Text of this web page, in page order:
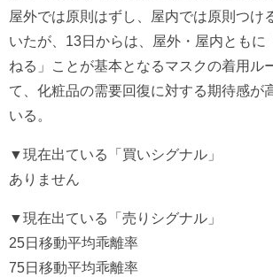
屋外では原則はずし、屋内では原則つけ
いたが、13日からは、屋外・屋内ともに
ねる」ことが基本となるマスクの着用ル
て、化粧品の需要回復に対する期待感が
いる。
▼現在出ている「買いシグナル」
ありません
▼現在出ている「売りシグナル」
25日移動平均乖離率
75日移動平均乖離率